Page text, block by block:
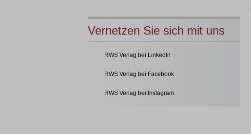
Vernetzen Sie sich mit uns
RWS Verlag bei LinkedIn
RWS Verlag bei Facebook
RWS Verlag bei Instagram